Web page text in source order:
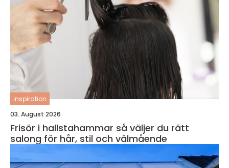
inspiration
03. August 2026
Frisör i hallstahammar så väljer du rätt
salong för hår, stil och välmående